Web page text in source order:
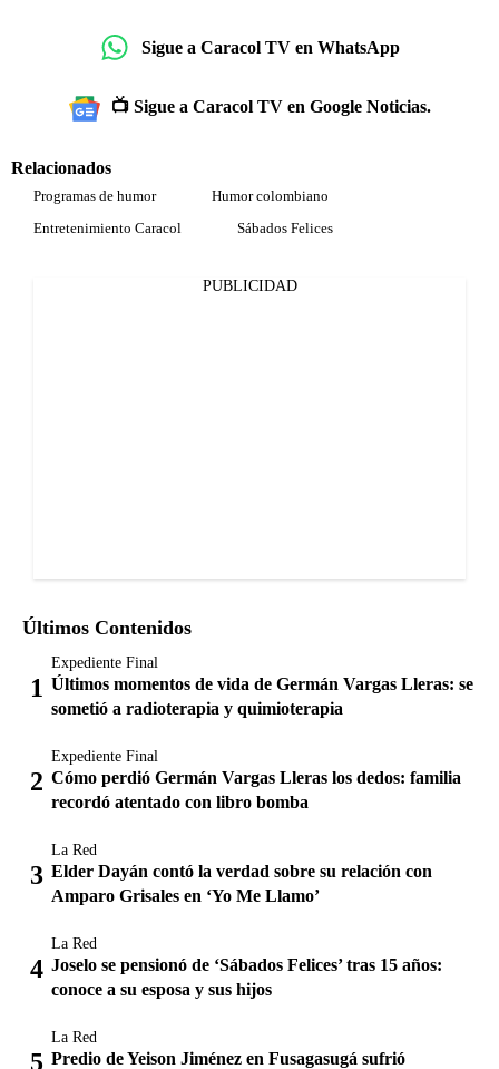
Sigue a Caracol TV en WhatsApp
📺 Sigue a Caracol TV en Google Noticias.
Relacionados
Programas de humor
Humor colombiano
Entretenimiento Caracol
Sábados Felices
PUBLICIDAD
Últimos Contenidos
Expediente Final
Últimos momentos de vida de Germán Vargas Lleras: se
sometió a radioterapia y quimioterapia
Expediente Final
Cómo perdió Germán Vargas Lleras los dedos: familia
recordó atentado con libro bomba
La Red
Elder Dayán contó la verdad sobre su relación con
Amparo Grisales en ‘Yo Me Llamo’
La Red
Joselo se pensionó de ‘Sábados Felices’ tras 15 años:
conoce a su esposa y sus hijos
La Red
Predio de Yeison Jiménez en Fusagasugá sufrió